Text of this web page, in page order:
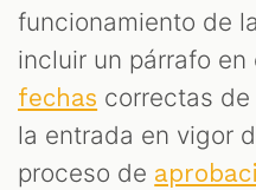
funcionamiento de
incluir un párrafo
fechas correctas
la entrada en vigor
proceso de